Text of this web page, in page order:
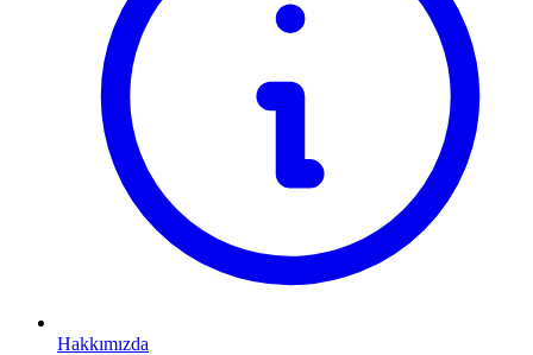
Hakkımızda